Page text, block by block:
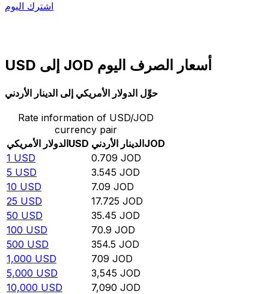
اشترك اليوم
USD إلى JOD أسعار الصرف اليوم
حوِّل الدولار الأمريكي إلى الدينار الأردني
Rate information of USD/JOD
currency pair
الدولار الأمريكيUSD الدينار الأردنيJOD
1 USD 0.709 JOD
5 USD 3.545 JOD
10 USD 7.09 JOD
25 USD 17.725 JOD
50 USD 35.45 JOD
100 USD 70.9 JOD
500 USD 354.5 JOD
1,000 USD 709 JOD
5,000 USD 3,545 JOD
10,000 USD 7,090 JOD